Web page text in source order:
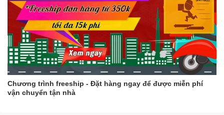
Chương trình freeship - Đặt hàng ngay để được miễn phí
vận chuyển tận nhà